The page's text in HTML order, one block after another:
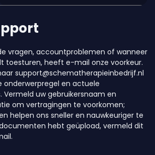
vragen, accountproblemen of wanneer
toesturen, heeft e-mail onze voorkeur.
support@schematherapieinbedrijf.nl
onderwerpregel en actuele
uw gebruikersnaam en
om vertragingen te voorkomen;
helpen ons sneller en nauwkeuriger te
hebt geüpload, vermeld dit